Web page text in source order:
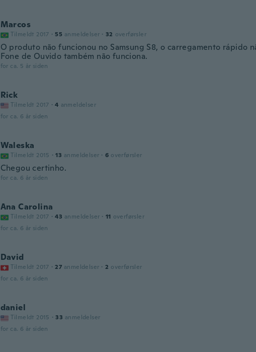
Marcos
Tilmeldt 2017 · 55 anmeldelser · 32 overførsler
O produto não funcionou no Samsung S8, o carregamento rápido
Fone de Ouvido também não funciona.
for ca. 5 år siden
Rick
Tilmeldt 2017 · 4 anmeldelser
for ca. 6 år siden
Waleska
Tilmeldt 2015 · 13 anmeldelser · 6 overførsler
Chegou certinho.
for ca. 6 år siden
Ana Carolina
Tilmeldt 2017 · 43 anmeldelser · 11 overførsler
for ca. 6 år siden
David
Tilmeldt 2017 · 27 anmeldelser · 2 overførsler
for ca. 6 år siden
daniel
Tilmeldt 2015 · 33 anmeldelser
for ca. 6 år siden